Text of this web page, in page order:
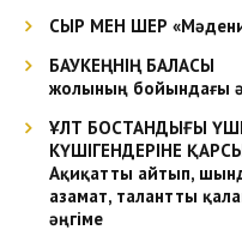
СЫР МЕН ШЕР
БАУКЕҢНІҢ БАЛАСЫ
жолының бойындағы
ҰЛТ БОСТАНДЫҒЫ
КҮШІГЕНДЕРІНЕ
Ақиқатты айтып,
азамат, талантты
әңгіме